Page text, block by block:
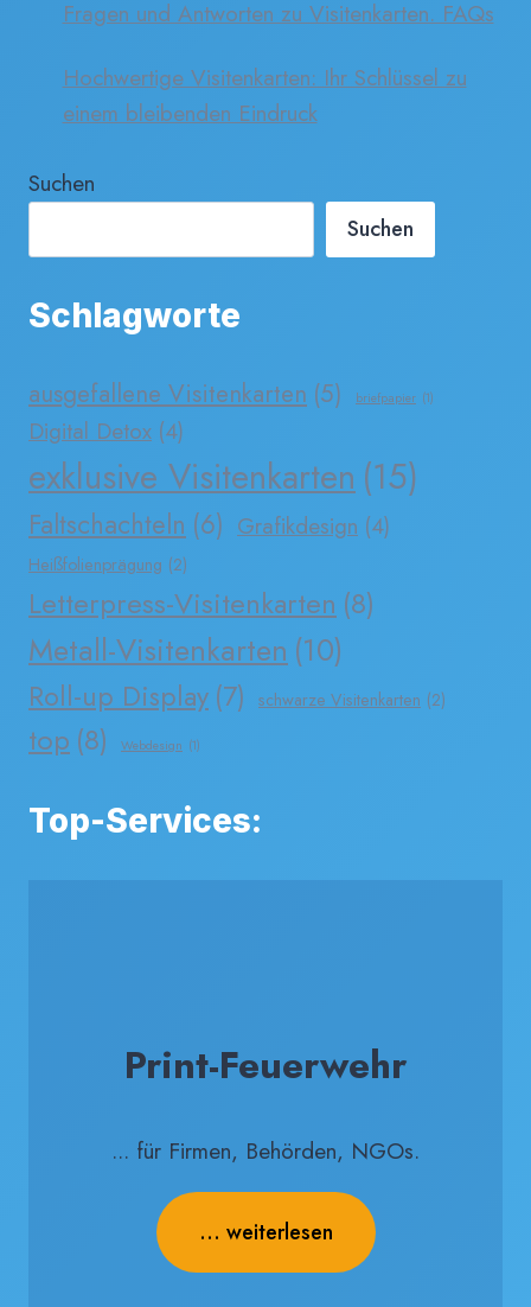
Fragen und Antworten zu Visitenkarten. FAQs
Hochwertige Visitenkarten: Ihr Schlüssel zu
einem bleibenden Eindruck
Suchen
Suchen
Schlagworte
ausgefallene Visitenkarten (5) briefpapier (1)
Digital Detox (4)
exklusive Visitenkarten (15)
Faltschachteln (6) Grafikdesign (4)
Heißfolienprägung (2)
Letterpress-Visitenkarten (8)
Metall-Visitenkarten (10)
Roll-up Display (7) schwarze Visitenkarten (2)
top (8) Webdesign (1)
Top-Services:
Print-Feuerwehr
... für Firmen, Behörden, NGOs.
... weiterlesen